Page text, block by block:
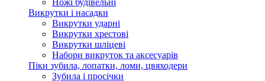
Ножі будівельні
Викрутки і насадки
Викрутки ударні
Викрутки хрестові
Викрутки шліцеві
Набори викруток та аксесуарів
Піки зубила, лопатки, ломи, цвяходери
Зубила і просічки